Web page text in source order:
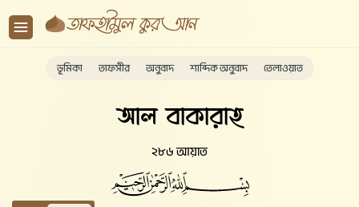
ভূমিকা তাফসীর অনুবাদ শাব্দিক অনুবাদ তেলাওয়াত
আল বাকারাহ
২৮৬ আয়াত